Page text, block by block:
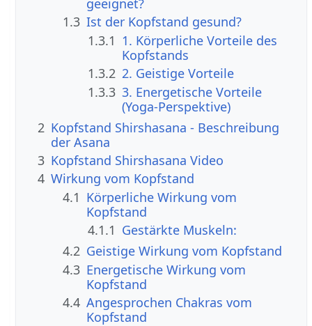
geeignet?
1.3 Ist der Kopfstand gesund?
1.3.1 1. Körperliche Vorteile des
Kopfstands
1.3.2 2. Geistige Vorteile
1.3.3 3. Energetische Vorteile
(Yoga-Perspektive)
2 Kopfstand Shirshasana - Beschreibung
der Asana
3 Kopfstand Shirshasana Video
4 Wirkung vom Kopfstand
4.1 Körperliche Wirkung vom
Kopfstand
4.1.1 Gestärkte Muskeln:
4.2 Geistige Wirkung vom Kopfstand
4.3 Energetische Wirkung vom
Kopfstand
4.4 Angesprochen Chakras vom
Kopfstand